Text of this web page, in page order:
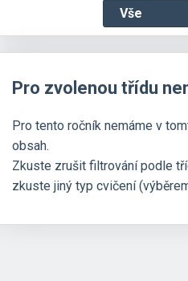
je k dispozici i zvuková
výslovností. Pokud nechcete
Pro zvolenou třídu
Pro tento ročník nemáme v
obsah.
Zkuste zrušit filtrování podle
zkuste jiný typ cvičení